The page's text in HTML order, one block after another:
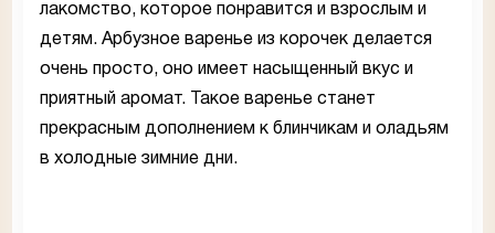
лакомство, которое понравится и взрослым и
детям. Арбузное варенье из корочек делается
очень просто, оно имеет насыщенный вкус и
приятный аромат. Такое варенье станет
прекрасным дополнением к блинчикам и оладьям
в холодные зимние дни.